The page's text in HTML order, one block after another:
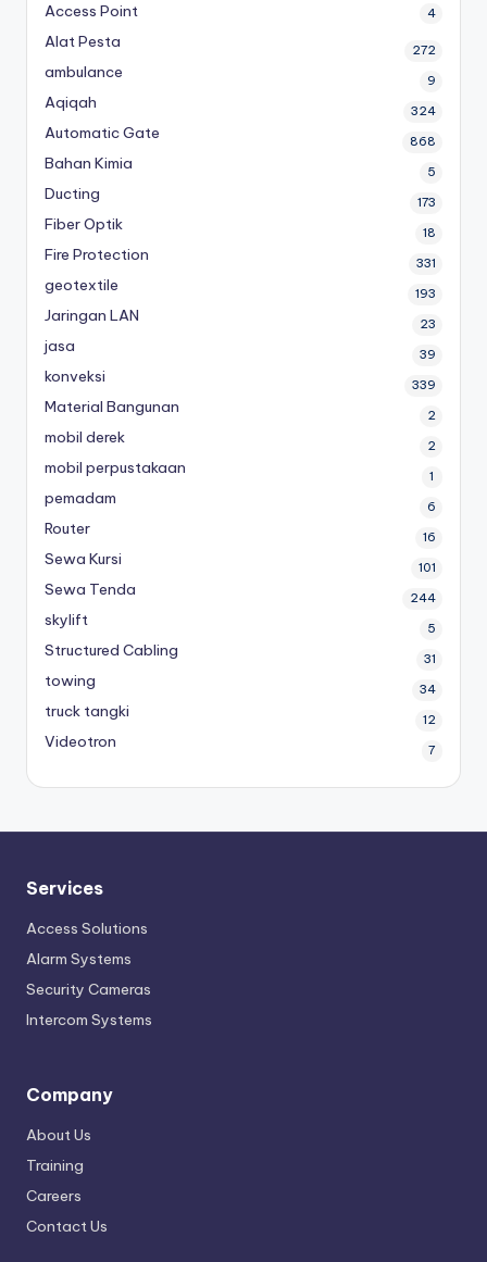
Access Point 4
Alat Pesta 272
ambulance 9
Aqiqah 324
Automatic Gate 868
Bahan Kimia 5
Ducting 173
Fiber Optik 18
Fire Protection 331
geotextile 193
Jaringan LAN 23
jasa 39
konveksi 339
Material Bangunan 2
mobil derek 2
mobil perpustakaan 1
pemadam 6
Router 16
Sewa Kursi 101
Sewa Tenda 244
skylift 5
Structured Cabling 31
towing 34
truck tangki 12
Videotron 7
Services
Access Solutions
Alarm Systems
Security Cameras
Intercom Systems
Company
About Us
Training
Careers
Contact Us